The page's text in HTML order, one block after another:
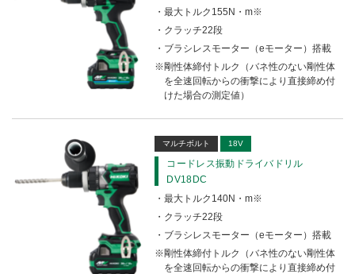
最大トルク155N・m※
クラッチ22段
ブラシレスモーター（eモーター）搭載
剛性体締付トルク（バネ性のない剛性体
を全速回転からの衝撃により直接締め付
けた場合の測定値）
マルチボルト 18V
コードレス振動ドライバドリル
DV18DC
最大トルク140N・m※
クラッチ22段
ブラシレスモーター（eモーター）搭載
剛性体締付トルク（バネ性のない剛性体
を全速回転からの衝撃により直接締め付